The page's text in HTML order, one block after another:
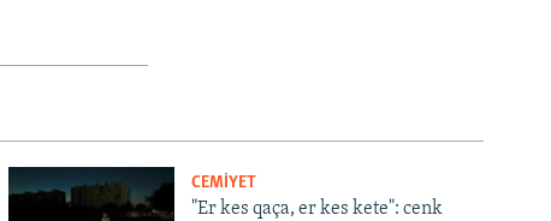
CEMİYET
"Er kes qaça, er kes kete": cenk